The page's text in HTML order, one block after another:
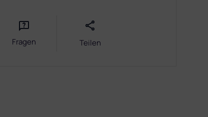
Fragen Teilen